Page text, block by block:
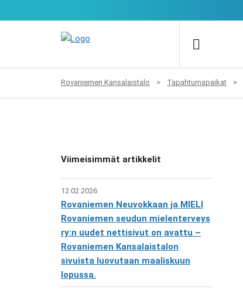
Rovaniemen Kansalaistalo > Tapahtumapaikat >
Viimeisimmät artikkelit
12.02.2026
Rovaniemen Neuvokkaan ja MIELI
Rovaniemen seudun mielenterveys
ry:n uudet nettisivut on avattu –
Rovaniemen Kansalaistalon
sivuista luovutaan maaliskuun
lopussa.